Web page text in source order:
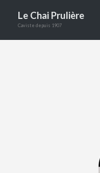
ACCUEIL
Le Chai Prulière
Caviste depuis 1907